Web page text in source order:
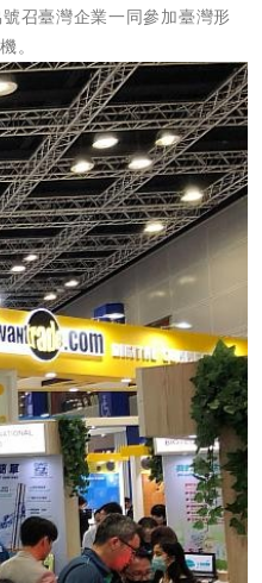
召臺灣企業一同參加臺灣形
。